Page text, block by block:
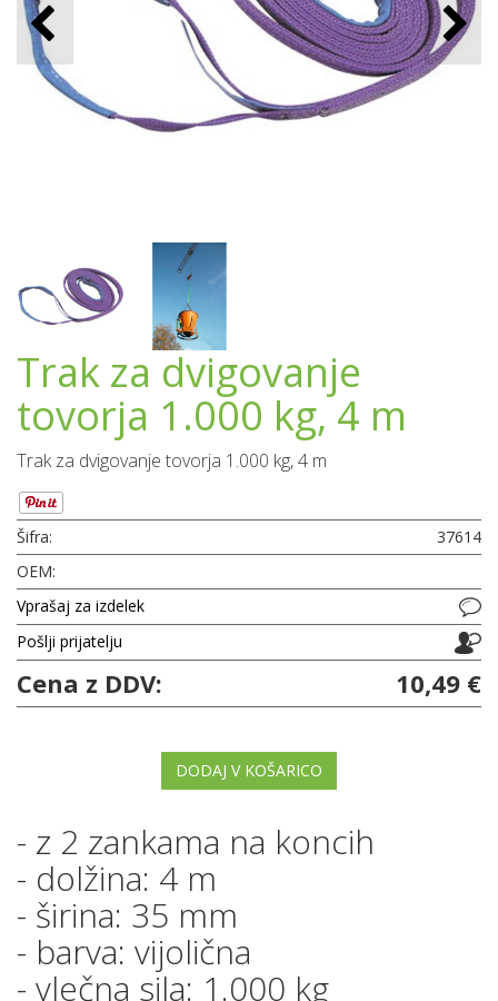
Trak za dvigovanje
tovorja 1.000 kg, 4 m
Trak za dvigovanje tovorja 1.000 kg, 4 m
Šifra:
37614
OEM:
Vprašaj za izdelek
Pošlji prijatelju
Cena z DDV: 10,49 €
DODAJ V KOŠARICO
- z 2 zankama na koncih
- dolžina: 4 m
- širina: 35 mm
- barva: vijolična
- vlečna sila: 1.000 kg